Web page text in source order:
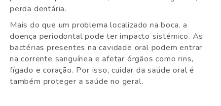
perda dentária.
Mais do que um problema localizado na boca, a
doença periodontal pode ter impacto sistémico. As
bactérias presentes na cavidade oral podem entrar
na corrente sanguínea e afetar órgãos como rins,
fígado e coração. Por isso, cuidar da saúde oral é
também proteger a saúde no geral.